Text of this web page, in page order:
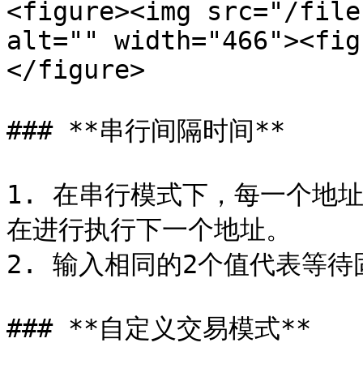
<figure><img src="/
alt=""
</figure>
### **串行间隔时间**
1. 在串行模式下，每一个地
在进行执行下一个地址。
2. 输入相同的2个值代表等待
### **自定义交易模式**